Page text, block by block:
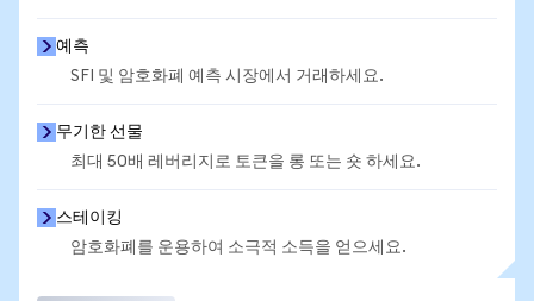
예측
SFI 및 암호화폐 예측 시장에서 거래하세요.
무기한 선물
최대 50배 레버리지로 토큰을 롱 또는 숏 하세요.
스테이킹
암호화폐를 운용하여 소극적 소득을 얻으세요.